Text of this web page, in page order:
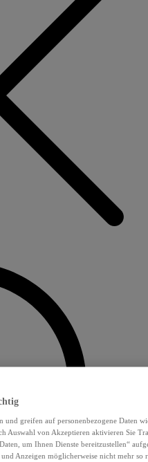
und greifen auf personenbezogene Daten
Auswahl von Akzeptieren aktivieren Sie
um Ihnen Dienste bereitzustellen“
Anzeigen möglicherweise nicht mehr so